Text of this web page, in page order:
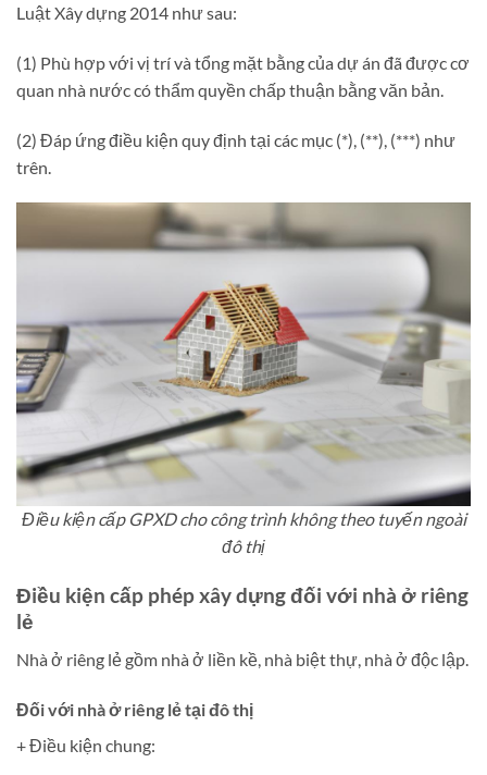
Luật Xây dựng 2014 như sau:
(1) Phù hợp với vị trí và tổng mặt bằng của dự án đã được cơ
quan nhà nước có thẩm quyền chấp thuận bằng văn bản.
(2) Đáp ứng điều kiện quy định tại các mục (*), (**), (***) như
trên.
Điều kiện cấp GPXD cho công trình không theo tuyến ngoài
đô thị
Điều kiện cấp phép xây dựng đối với nhà ở riêng
lẻ
Nhà ở riêng lẻ gồm nhà ở liền kề, nhà biệt thự, nhà ở độc lập.
Đối với nhà ở riêng lẻ tại đô thị
+ Điều kiện chung: